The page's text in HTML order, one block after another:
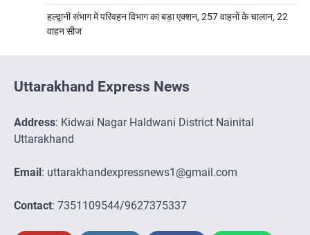
हल्द्वानी संभाग में परिवहन विभाग का बड़ा एक्शन, 257 वाहनों के चालान, 22
वाहन सीज
Uttarakhand Express News
Address: Kidwai Nagar Haldwani District Nainital
Uttarakhand
Email: uttarakhandexpressnews1@gmail.com
Contact: 7351109544/9627375337